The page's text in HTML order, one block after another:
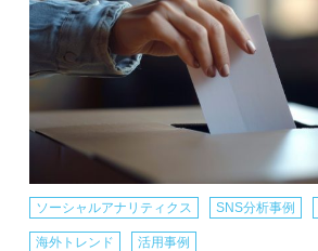
ソーシャルアナリティクス SNS分析事例
海外トレンド 活用事例